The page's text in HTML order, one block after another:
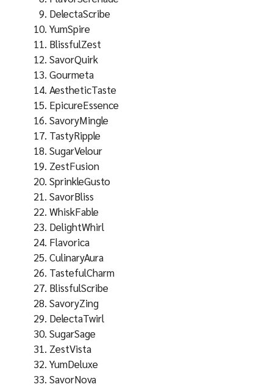
DelectaScribe
YumSpire
BlissfulZest
SavorQuirk
Gourmeta
AestheticTaste
EpicureEssence
SavoryMingle
TastyRipple
SugarVelour
ZestFusion
SprinkleGusto
SavorBliss
WhiskFable
DelightWhirl
Flavorica
CulinaryAura
TastefulCharm
BlissfulScribe
SavoryZing
DelectaTwirl
SugarSage
ZestVista
YumDeluxe
SavorNova